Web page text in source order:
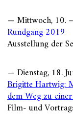
— Mittwoch, 10.
Rundgang 2019
Ausstellung der
— Dienstag, 18.
Brigitte Hartwig:
dem Weg zu
Film- und